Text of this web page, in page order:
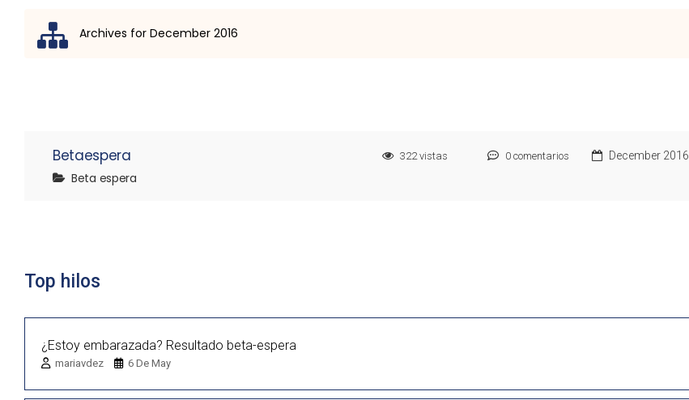
Archives for December 2016
Betaespera
Beta espera
322vistas 0comentarios December 2016
Top hilos
¿Estoy embarazada? Resultado beta-espera
mariavdez 6 De May